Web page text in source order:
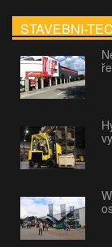
STAVEBNI-